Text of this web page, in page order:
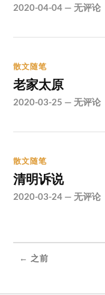
2020-04-04 —无评论
散文随笔
老家太原
2020-03-25 —无评论
散文随笔
清明诉说
2020-03-24 —无评论
← 之前